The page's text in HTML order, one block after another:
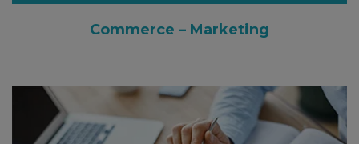
Commerce – Marketing